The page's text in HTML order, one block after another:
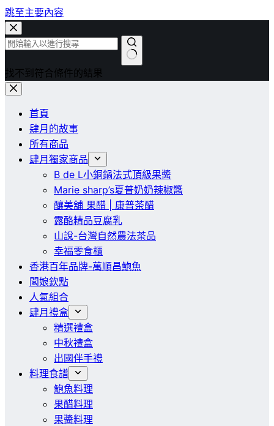
跳至主要內容
找不到符合條件的結果
首頁
肆月的故事
所有商品
肆月獨家商品
B de L小銅鍋法式頂級果醬
Marie sharp’s夏普奶奶辣椒醬
釀美舖 果醋 | 康普茶醋
露酪精品豆腐乳
山說-台灣自然農法茶品
幸福零食櫃
香港百年品牌-萬順昌鮑魚
闆娘欽點
人氣組合
肆月禮盒
精選禮盒
中秋禮盒
出國伴手禮
料理食譜
鮑魚料理
果醋料理
果醬料理